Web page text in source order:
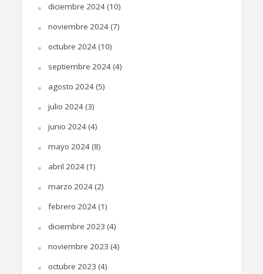
diciembre 2024(10)
noviembre 2024(7)
octubre 2024(10)
septiembre 2024(4)
agosto 2024(5)
julio 2024(3)
junio 2024(4)
mayo 2024(8)
abril 2024(1)
marzo 2024(2)
febrero 2024(1)
diciembre 2023 (4)
noviembre 2023 (4)
octubre 2023 (4)